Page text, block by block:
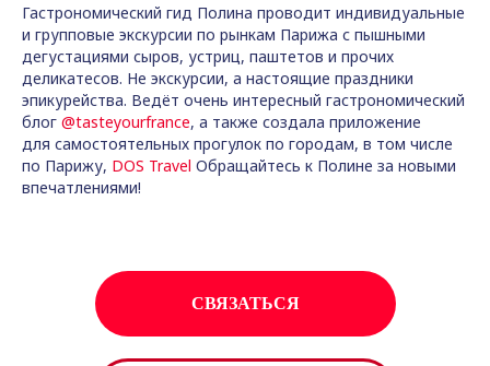
Гастрономический гид Полина проводит индивидуальные
и групповые экскурсии по рынкам Парижа с пышными
дегустациями сыров, устриц, паштетов и прочих
деликатесов. Не экскурсии, а настоящие праздники
эпикурейства. Ведёт очень интересный гастрономический
блог @tasteyourfrance, а также создала приложение
для самостоятельных прогулок по городам, в том числе
по Парижу, DOS Travel Обращайтесь к Полине за новыми
впечатлениями!
СВЯЗАТЬСЯ